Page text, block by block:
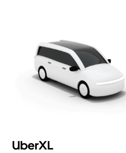
UberXL